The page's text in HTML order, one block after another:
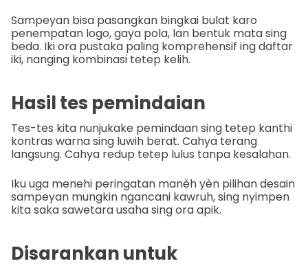
Sampeyan bisa pasangkan bingkai bulat karo
penempatan logo, gaya pola, lan bentuk mata sing
beda. Iki ora pustaka paling komprehensif ing daftar
iki, nanging kombinasi tetep kelih.
Hasil tes pemindaian
Tes-tes kita nunjukake pemindaan sing tetep kanthi
kontras warna sing luwih berat. Cahya terang
langsung. Cahya redup tetep lulus tanpa kesalahan.
Iku uga menehi peringatan manèh yèn pilihan desain
sampeyan mungkin ngancani kawruh, sing nyimpen
kita saka sawetara usaha sing ora apik.
Disarankan untuk